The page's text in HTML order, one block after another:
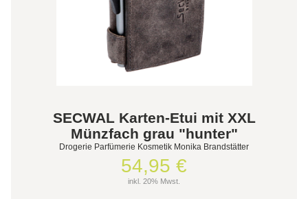
SECWAL Karten-Etui mit XXL
Münzfach grau "hunter"
Drogerie Parfümerie Kosmetik Monika Brandstätter
54,95 €
inkl. 20% Mwst.